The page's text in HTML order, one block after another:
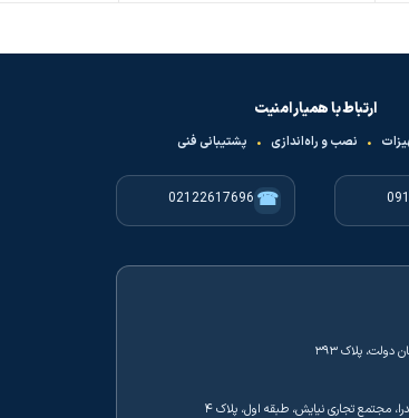
ارتباط با همیار امنیت
• نصب و راه‌اندازی • پشتیبانی فنی
☎
02122617696
دولت، پلاک ۳۹۳
مجتمع تجاری نیایش، طبقه اول، پلاک ۴